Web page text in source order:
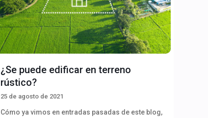
¿Se puede edificar en terreno
rústico?
25 de agosto de 2021
Cómo ya vimos en entradas pasadas de este blog,